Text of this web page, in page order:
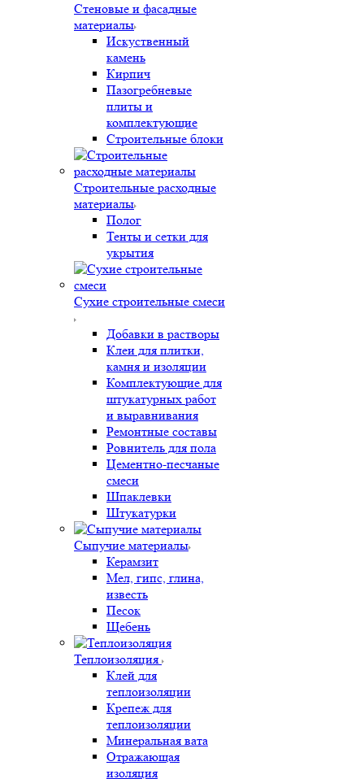
Стеновые и фасадные
материалы
Искуственный
камень
Кирпич
Пазогребневые
плиты и
комплектующие
Строительные блоки
Строительные расходные
материалы
Полог
Тенты и сетки для
укрытия
Сухие строительные смеси
Добавки в растворы
Клеи для плитки,
камня и изоляции
Комплектующие для
штукатурных работ
и выравнивания
Ремонтные составы
Ровнитель для пола
Цементно-песчаные
смеси
Шпаклевки
Штукатурки
Сыпучие материалы
Керамзит
Мел, гипс, глина,
известь
Песок
Щебень
Теплоизоляция
Клей для
теплоизоляции
Крепеж для
теплоизоляции
Минеральная вата
Отражающая
изоляция